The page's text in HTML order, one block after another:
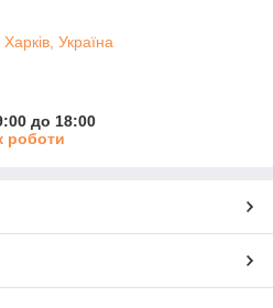
Україна
до 18:00
роботи